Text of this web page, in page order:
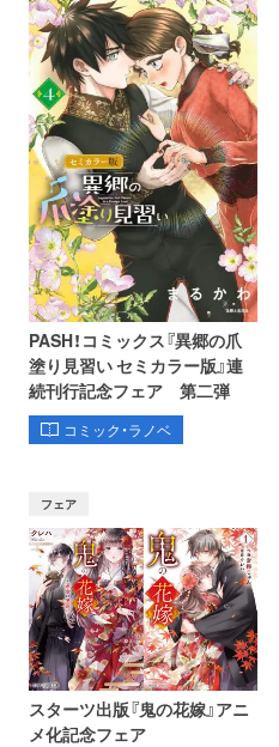
PASH！コミックス『異郷の爪
塗り見習い セミカラー版』連
続刊行記念フェア 第二弾
コミック・ラノベ
フェア
スターツ出版『鬼の花嫁』アニ
メ化記念フェア